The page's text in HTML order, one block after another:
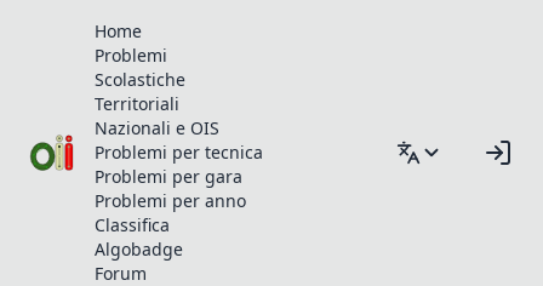
Home
Problemi
Scolastiche
Territoriali
Nazionali e OIS
Problemi per tecnica
Problemi per gara
Problemi per anno
Classifica
Algobadge
Forum